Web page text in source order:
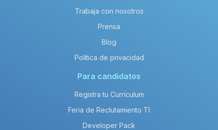
Trabaja con nosotros
Prensa
Blog
Política de privacidad
Para candidatos
Registra tu Currículum
Feria de Reclutamiento TI
Developer Pack